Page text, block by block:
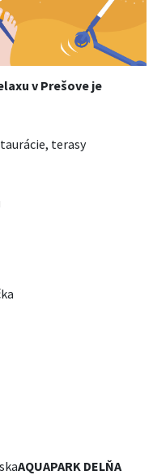
v Prešove je
terasy
AQUAPARK DELŇA